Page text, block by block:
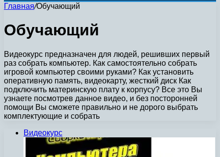
Главная/Обучающий
Обучающий
Видеокурс предназначен для людей, решивших первый
раз собрать компьютер. Как самостоятельно собрать
игровой компьютер своими руками? Как установить
оперативную память, видеокарту, жесткий диск Как
подключить материнскую плату к корпусу? Все это Вы
узнаете посмотрев данное видео, и без посторонней
помощи Вы сможете правильно и не дорого выбрать
комплектующие и собрать
Видеокурс